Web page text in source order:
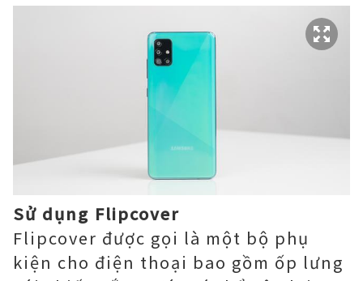
Sử dụng Flipcover
Flipcover được gọi là một bộ phụ
kiện cho điện thoại bao gồm ốp lưng